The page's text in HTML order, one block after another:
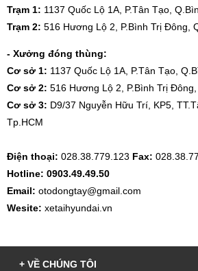
Trạm 1: 1137 Quốc Lộ 1A, P.Tân Tạo,
Trạm 2: 516 Hương Lộ 2, P.Bình Trị Đông,
- Xưởng đóng thùng:
Cơ sở 1: 1137 Quốc Lộ 1A, P.Tân Tạo,
Cơ sở 2: 516 Hương Lộ 2, P.Bình Trị
Cơ sở 3: D9/37 Nguyễn Hữu Trí, KP5,
Tp.HCM
Điện thoại: 028.38.779.123 Fax:
Hotline: 0903.49.49.50
Email: otodongtay@gmail.com
Wesite: xetaihyundai.vn
+ VỀ CHÚNG TÔI